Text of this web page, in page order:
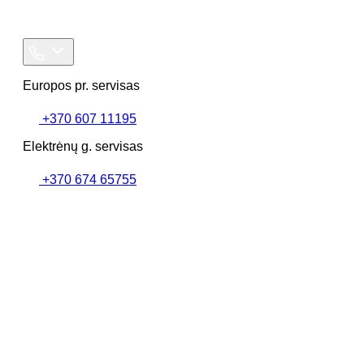
Europos pr. servisas
+370 607 11195
Elektrėnų g. servisas
+370 674 65755